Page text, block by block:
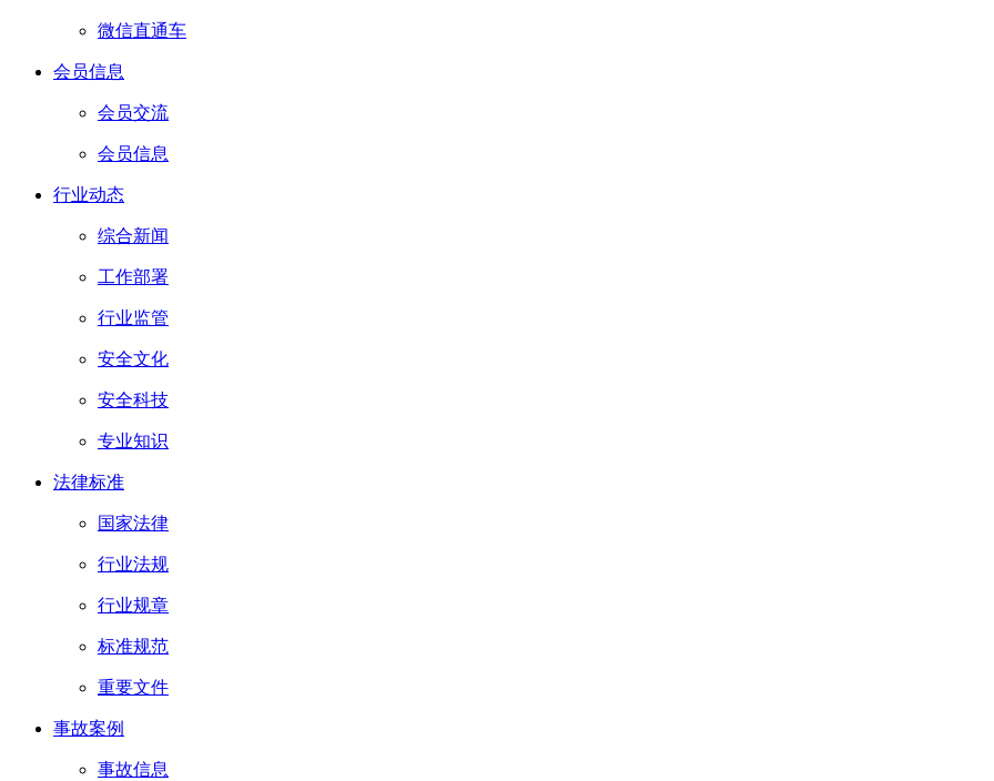
微信直通车
会员信息
会员交流
会员信息
行业动态
综合新闻
工作部署
行业监管
安全文化
安全科技
专业知识
法律标准
国家法律
行业法规
行业规章
标准规范
重要文件
事故案例
事故信息